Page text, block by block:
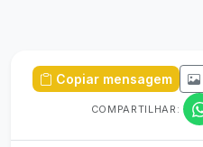
Copiar mensagem
COMPARTILHAR: